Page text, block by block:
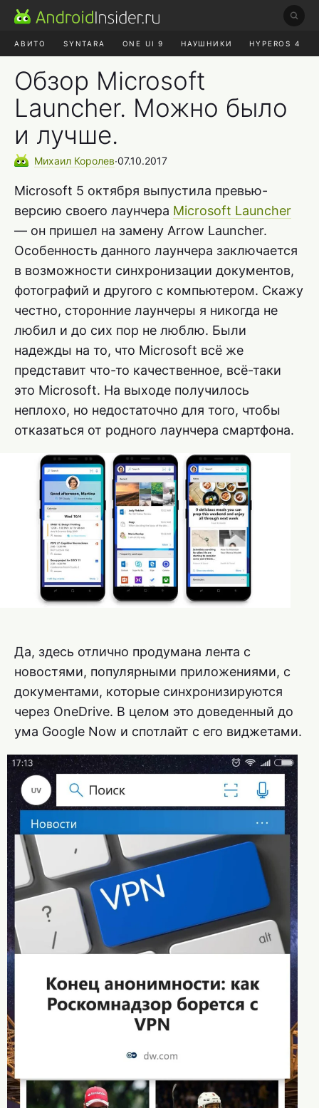
АВИТО SYNTARA ONE UI 9 НАУШНИКИ HYPEROS 4
DUCKDUCKGO
Обзор Microsoft
Launcher. Можно было
и лучше.
Михаил Королев∙07.10.2017
Microsoft 5 октября выпустила превью-
версию своего лаунчера Microsoft Launcher
— он пришел на замену Arrow Launcher.
Особенность данного лаунчера заключается
в возможности синхронизации документов,
фотографий и другого с компьютером. Скажу
честно, сторонние лаунчеры я никогда не
любил и до сих пор не люблю. Были
надежды на то, что Microsoft всё же
представит что-то качественное, всё-таки
это Microsoft. На выходе получилось
неплохо, но недостаточно для того, чтобы
отказаться от родного лаунчера смартфона.
Да, здесь отлично продумана лента с
новостями, популярными приложениями, с
документами, которые синхронизируются
через OneDrive. В целом это доведенный до
ума Google Now и спотлайт с его виджетами.